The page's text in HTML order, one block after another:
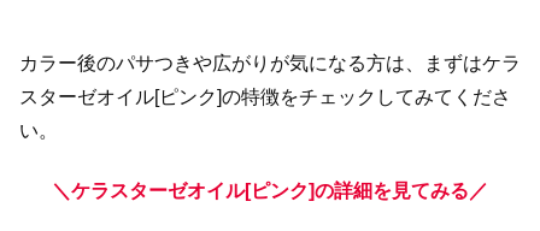
カラー後のパサつきや広がりが気になる方は、まずはケラ
スターゼオイル[ピンク]の特徴をチェックしてみてくださ
い。
＼ケラスターゼオイル[ピンク]の詳細を見てみる／